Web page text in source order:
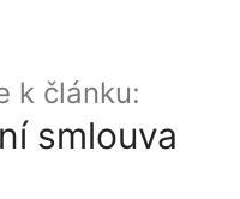
k článku:
smlouva